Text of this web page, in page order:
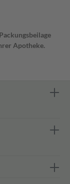
Apotheke.